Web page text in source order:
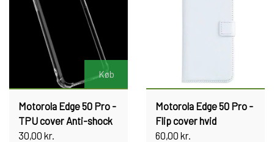
Køb
Motorola Edge 50 Pro -
TPU cover Anti-shock
30,00 kr.
Motorola Edge 50 Pro -
Flip cover hvid
60,00 kr.